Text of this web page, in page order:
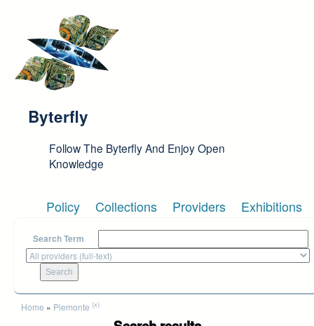
Byterfly
Follow The Byterfly And Enjoy Open
Knowledge
Policy Collections Providers Exhibitions
Search Term
You are here
Home » Piemonte (x)